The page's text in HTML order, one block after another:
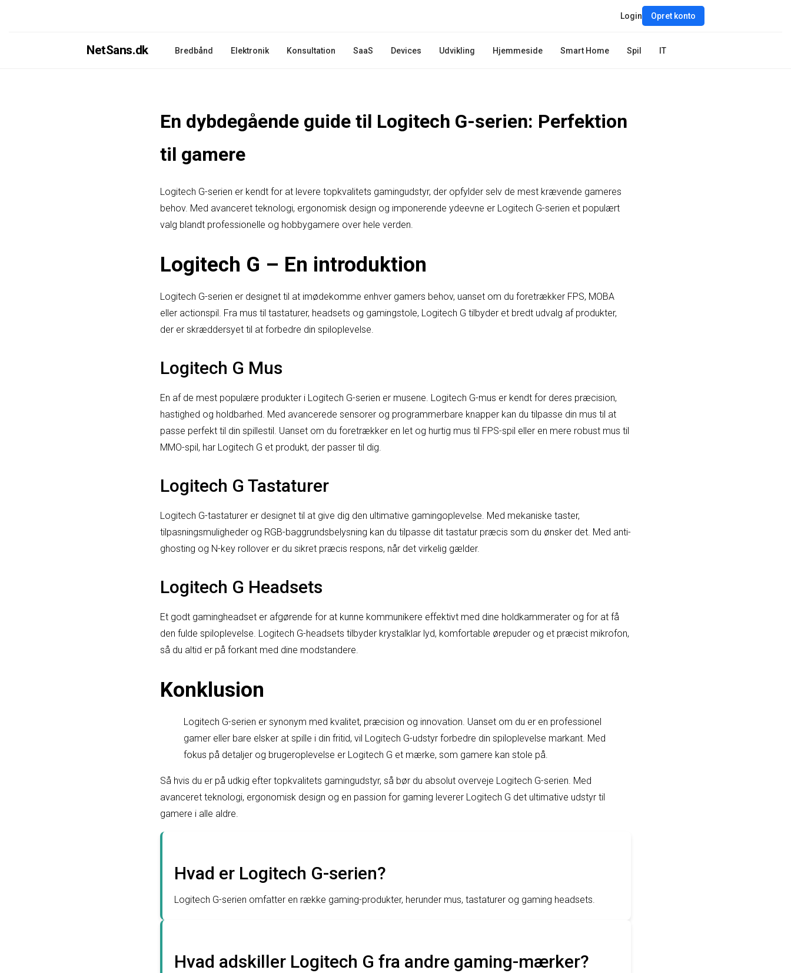
NetSans.dk Bredbånd Elektronik Konsultation SaaS Devices Udvikling Hjemmeside Smart Home Spil IT
Login Opret konto
En dybdegående guide til Logitech G-serien: Perfektion
til gamere
Logitech G-serien er kendt for at levere topkvalitets gamingudstyr, der opfylder selv de mest krævende gameres
behov. Med avanceret teknologi, ergonomisk design og imponerende ydeevne er Logitech G-serien et populært
valg blandt professionelle og hobbygamere over hele verden.
Logitech G – En introduktion
Logitech G-serien er designet til at imødekomme enhver gamers behov, uanset om du foretrækker FPS, MOBA
eller actionspil. Fra mus til tastaturer, headsets og gamingstole, Logitech G tilbyder et bredt udvalg af produkter,
der er skræddersyet til at forbedre din spiloplevelse.
Logitech G Mus
En af de mest populære produkter i Logitech G-serien er musene. Logitech G-mus er kendt for deres præcision,
hastighed og holdbarhed. Med avancerede sensorer og programmerbare knapper kan du tilpasse din mus til at
passe perfekt til din spillestil. Uanset om du foretrækker en let og hurtig mus til FPS-spil eller en mere robust mus til
MMO-spil, har Logitech G et produkt, der passer til dig.
Logitech G Tastaturer
Logitech G-tastaturer er designet til at give dig den ultimative gamingoplevelse. Med mekaniske taster,
tilpasningsmuligheder og RGB-baggrundsbelysning kan du tilpasse dit tastatur præcis som du ønsker det. Med anti-
ghosting og N-key rollover er du sikret præcis respons, når det virkelig gælder.
Logitech G Headsets
Et godt gamingheadset er afgørende for at kunne kommunikere effektivt med dine holdkammerater og for at få
den fulde spiloplevelse. Logitech G-headsets tilbyder krystalklar lyd, komfortable ørepuder og et præcist mikrofon,
så du altid er på forkant med dine modstandere.
Konklusion
Logitech G-serien er synonym med kvalitet, præcision og innovation. Uanset om du er en professionel
gamer eller bare elsker at spille i din fritid, vil Logitech G-udstyr forbedre din spiloplevelse markant. Med
fokus på detaljer og brugeroplevelse er Logitech G et mærke, som gamere kan stole på.
Så hvis du er på udkig efter topkvalitets gamingudstyr, så bør du absolut overveje Logitech G-serien. Med
avanceret teknologi, ergonomisk design og en passion for gaming leverer Logitech G det ultimative udstyr til
gamere i alle aldre.
Hvad er Logitech G-serien?
Logitech G-serien omfatter en række gaming-produkter, herunder mus, tastaturer og gaming headsets.
Hvad adskiller Logitech G fra andre gaming-mærker?